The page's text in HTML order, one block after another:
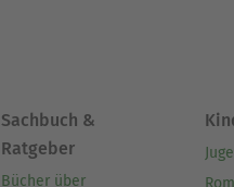
Sachbuch &
Ratgeber
Bücher über